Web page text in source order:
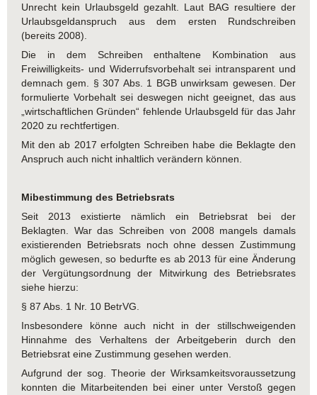
Unrecht kein Urlaubsgeld gezahlt. Laut BAG resultiere der
Urlaubsgeldanspruch aus dem ersten Rundschreiben
(bereits 2008).
Die in dem Schreiben enthaltene Kombination aus
Freiwilligkeits- und Widerrufsvorbehalt sei intransparent und
demnach gem. § 307 Abs. 1 BGB unwirksam gewesen. Der
formulierte Vorbehalt sei deswegen nicht geeignet, das aus
„wirtschaftlichen Gründen“ fehlende Urlaubsgeld für das Jahr
2020 zu rechtfertigen.
Mit den ab 2017 erfolgten Schreiben habe die Beklagte den
Anspruch auch nicht inhaltlich verändern können.
Mibestimmung des Betriebsrats
Seit 2013 existierte nämlich ein Betriebsrat bei der
Beklagten. War das Schreiben von 2008 mangels damals
existierenden Betriebsrats noch ohne dessen Zustimmung
möglich gewesen, so bedurfte es ab 2013 für eine Änderung
der Vergütungsordnung der Mitwirkung des Betriebsrates
siehe hierzu:
§ 87 Abs. 1 Nr. 10 BetrVG.
Insbesondere könne auch nicht in der stillschweigenden
Hinnahme des Verhaltens der Arbeitgeberin durch den
Betriebsrat eine Zustimmung gesehen werden.
Aufgrund der sog. Theorie der Wirksamkeitsvoraussetzung
konnten die Mitarbeitenden bei einer unter Verstoß gegen